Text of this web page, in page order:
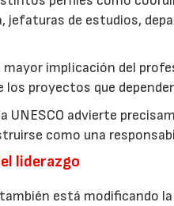
jefaturas de estudios,
implicación del
proyectos que
UNESCO advierte
como una
liderazgo
está modificando